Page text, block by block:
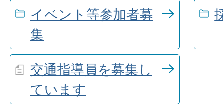
イベント等参加者募
集
交通指導員を募集し
ています